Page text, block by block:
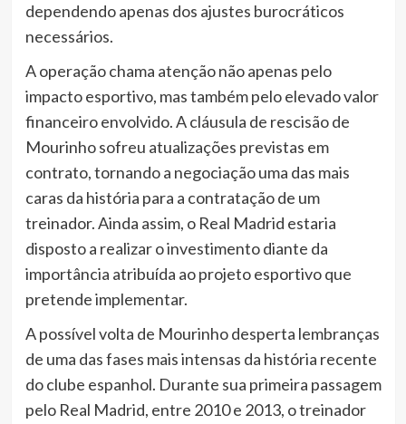
dependendo apenas dos ajustes burocráticos
necessários.
A operação chama atenção não apenas pelo
impacto esportivo, mas também pelo elevado valor
financeiro envolvido. A cláusula de rescisão de
Mourinho sofreu atualizações previstas em
contrato, tornando a negociação uma das mais
caras da história para a contratação de um
treinador. Ainda assim, o Real Madrid estaria
disposto a realizar o investimento diante da
importância atribuída ao projeto esportivo que
pretende implementar.
A possível volta de Mourinho desperta lembranças
de uma das fases mais intensas da história recente
do clube espanhol. Durante sua primeira passagem
pelo Real Madrid, entre 2010 e 2013, o treinador